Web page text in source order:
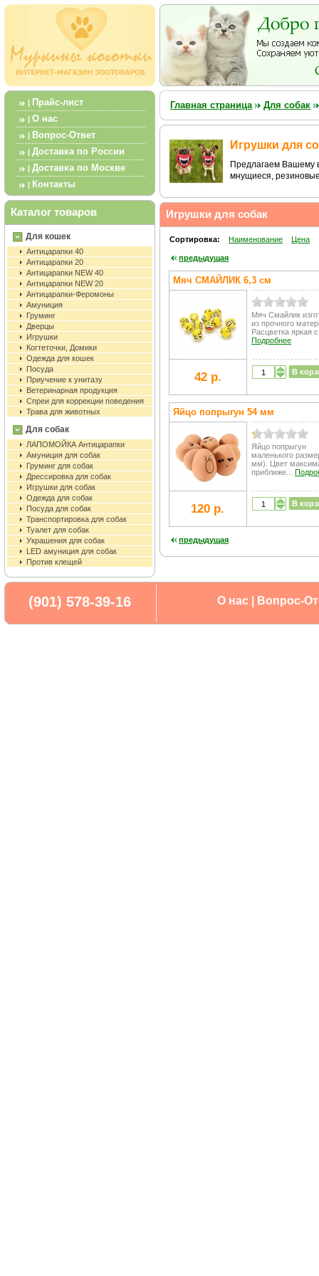
| Прайс-лист
| О нас
| Вопрос-Ответ
| Доставка по России
| Доставка по Москве
| Контакты
Каталог товаров
Для кошек
Антицарапки 40
Антицарапки 20
Антицарапки NEW 40
Антицарапки NEW 20
Антицарапки-Феромоны
Амуниция
Груминг
Дверцы
Игрушки
Когтеточки, Домики
Одежда для кошек
Посуда
Приучение к унитазу
Ветеринарная продукция
Спреи для коррекции поведения
Трава для животных
Для собак
ЛАПОМОЙКА Антицарапки
Амуниция для собак
Груминг для собак
Дрессировка для собак
Игрушки для собак
Одежда для собак
Посуда для собак
Транспортировка для собак
Туалет для собак
Украшения для собак
LED амуниция для собак
Против клещей
Главная страница Для собак
Игрушки для
Предлагаем Вашему
мнущиеся,
Игрушки для собак
Сортировка: Наименование Цена
предыдущая
Мяч СМАЙЛИК 6,3 см
Мяч Смайлик
из прочного
Расцветка яркая
Подробнее
42 р. В
Яйцо попрыгун 54 мм
Яйцо попрыгун
маленького
мм). Цвет
приближе...
120 р. В
предыдущая
(901) 578-39-16 О нас Вопрос-